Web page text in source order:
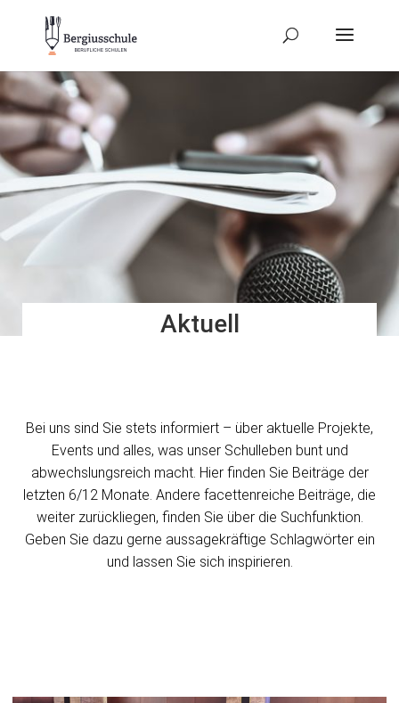
Aktuell
Bei uns sind Sie stets informiert – über aktuelle Projekte,
Events und alles, was unser Schulleben bunt und
abwechslungsreich macht. Hier finden Sie Beiträge der
letzten 6/12 Monate. Andere facettenreiche Beiträge, die
weiter zurückliegen, finden Sie über die Suchfunktion.
Geben Sie dazu gerne aussagekräftige Schlagwörter ein
und lassen Sie sich inspirieren.